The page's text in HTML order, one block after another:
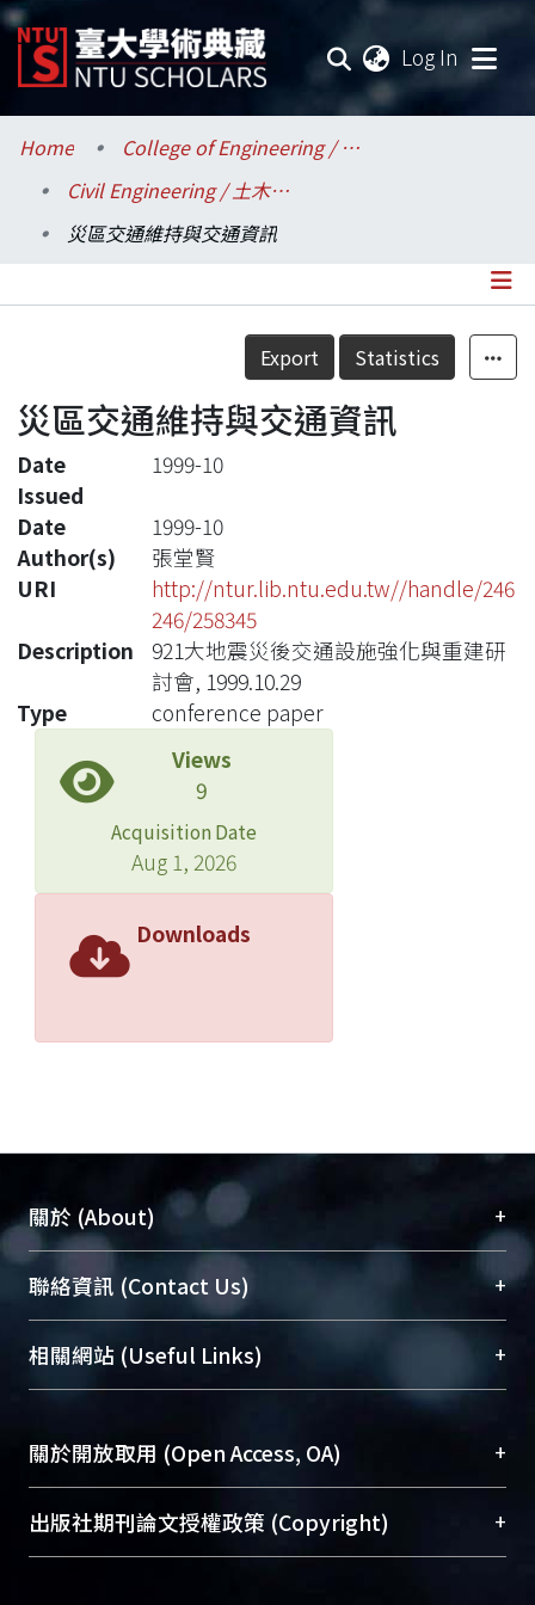
Log In
Communities & Collections
Research Outputs
Statistics
Home
College of Engineering / 工學院
Civil Engineering / 土木工程學系
災區交通維持與交通資訊
Details
Export Statistics
災區交通維持與交通資訊
Date
Issued
1999-10
Date
1999-10
Author(s)
張堂賢
URI
http://ntur.lib.ntu.edu.tw//handle/246
246/258345
Description
921大地震災後交通設施強化與重建研
討會, 1999.10.29
Type
conference paper
Views
9
Acquisition Date
Aug 1, 2026
Downloads
關於 (About) +
臺大位居世界頂尖大學之列，為永久珍藏及向國際
展現本校豐碩的研究成果及學術能量，圖書館整合
機構典藏（NTUR）與學術庫（AH）不同功能平
台，成為臺大學術典藏NTU scholars。期能整合研
究能量、促進交流合作、保存學術產出、推廣研究
成果。
To permanently archive and promote researcher
profiles and scholarly works, Library integrates the
services of “NTU Repository” with “Academic
聯絡資訊 (Contact Us) +
總館學科館員(Main Library)
醫學圖書館學科館員(Medical Library)
(Social
Sciences Library)
相關網站 (Useful Links) +
關於開放取用 (Open Access, OA) +
開放取用是從使用者角度提升資訊取用性的社會運
動，應用在學術研究上是透過將研究著作公開供使
出版社期刊論文授權政策 (Copyright) +